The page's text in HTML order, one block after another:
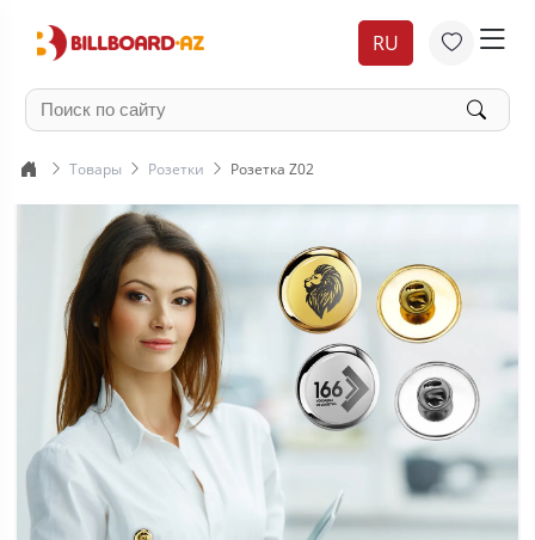
RU
Товары Розетки Розетка Z02